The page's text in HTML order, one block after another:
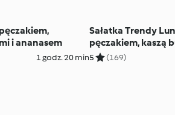
i ananasem
1 godz. 20 min
Sałatka Trendy
pęczakiem, kaszą
zieloną soczewicą
5 (169)